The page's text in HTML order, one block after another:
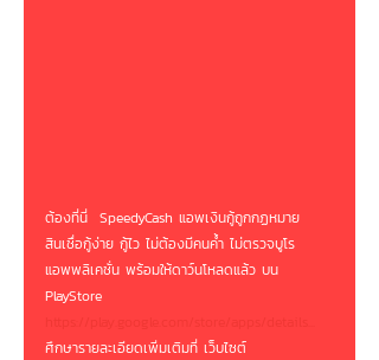
ต้องที่นี่  SpeedyCash แอพเงินกู้ถูกกฏหมาย
สินเชื่อกู้ง่าย กู้ไว ไม่ต้องมีคนค้ำ ไม่ตรวจบูโร
แอพพลิเคชั่น พร้อมให้ดาว์นโหลดแล้ว บน
PlayStore
ศึกษารายละเอียดเพิ่มเติมที่ เว็บไซต์